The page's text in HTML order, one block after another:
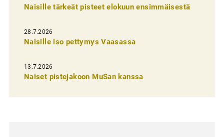
i
e
n
e
Naisille tärkeät pisteet elokuun ensimmäisestä
28.7.2026
Naisille iso pettymys Vaasassa
13.7.2026
Naiset pistejakoon MuSan kanssa